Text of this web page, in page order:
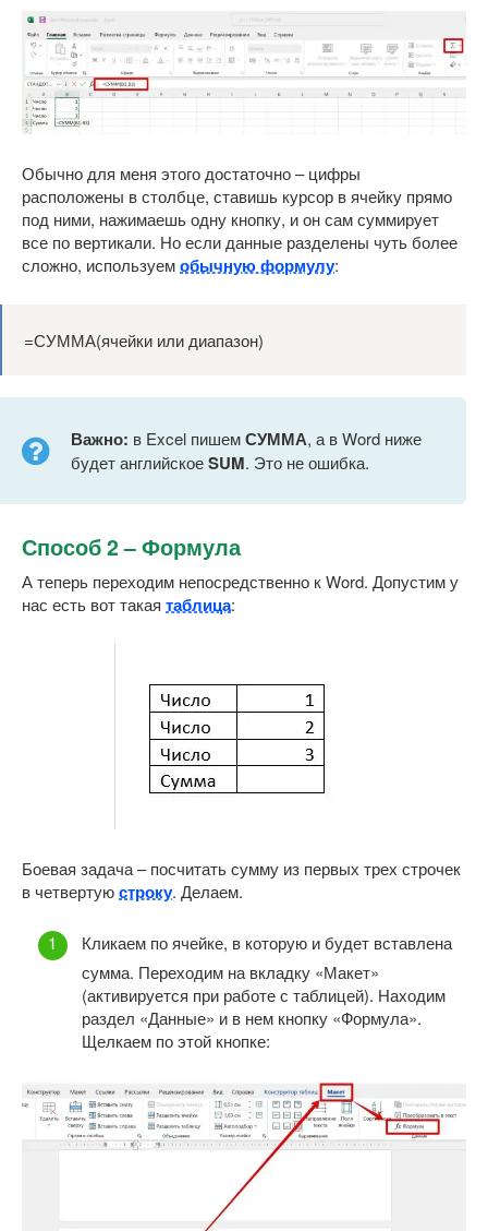
Обычно для меня этого достаточно – цифры
расположены в столбце, ставишь курсор в ячейку прямо
под ними, нажимаешь одну кнопку, и он сам суммирует
все по вертикали. Но если данные разделены чуть более
сложно, используемобычную формулу:
=СУММА(ячейки или диапазон)
Важно: в Excel пишемСУММА, а в Word ниже
будет английскоеSUM. Это не ошибка.
Способ 2 – Формула
А теперь переходим непосредственно к Word. Допустим у
нас есть вот такая таблица:
Боевая задача – посчитать сумму из первых трех строчек
в четвертуюстроку. Делаем.
Кликаем по ячейке, в которую и будет вставлена
сумма. Переходим на вкладку «Макет»
(активируется при работе с таблицей). Находим
раздел «Данные» и в нем кнопку «Формула».
Щелкаем по этой кнопке: